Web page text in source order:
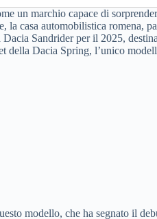
un marchio capace di
casa automobilistica romena,
Sandrider per il 2025,
Dacia Spring, l’unico
modello, che ha segnato il